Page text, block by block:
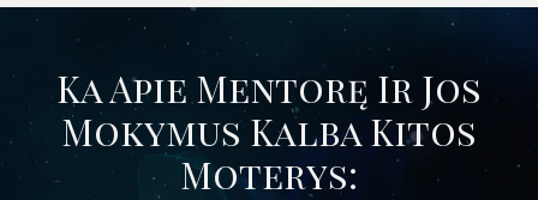
Ka Apie Mentorę Ir Jos
Mokymus Kalba Kitos
Moterys: